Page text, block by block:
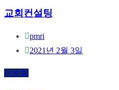
교회컨설팅
pmri
2021년 2월 3일
미분류